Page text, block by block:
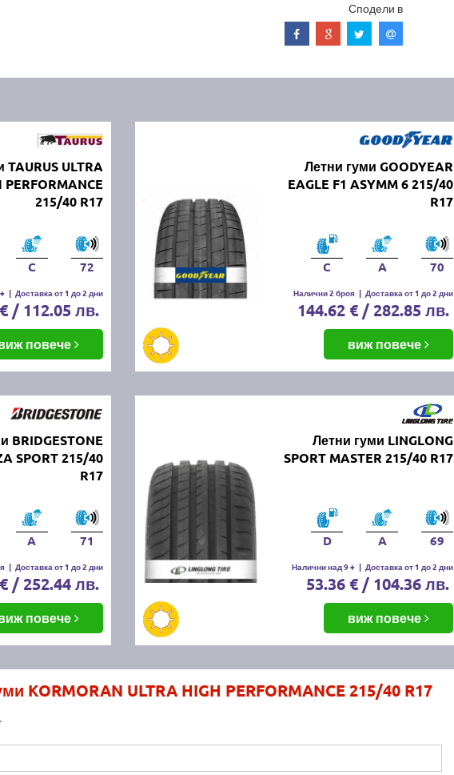
Сподели в
ULTRA
PERFORMANCE
215/40 R17
C 72
| Доставка от 1 до 2 дни
/ 112.05 лв.
повече
Летни гуми GOODYEAR
EAGLE F1 ASYMM 6 215/40
R17
C A 70
Налични 2 броя | Доставка от 1 до 2 дни
144.62 € / 282.85 лв.
виж повече
BRIDGESTONE
SPORT 215/40
R17
A 71
| Доставка от 1 до 2 дни
/ 252.44 лв.
повече
Летни гуми LINGLONG
SPORT MASTER 215/40 R17
D A 69
Налични над 9 + | Доставка от 1 до 2 дни
53.36 € / 104.36 лв.
виж повече
KORMORAN ULTRA HIGH PERFORMANCE 215/40 R17